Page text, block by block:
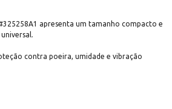
apresenta um tamanho compacto e
contra poeira, umidade e vibração